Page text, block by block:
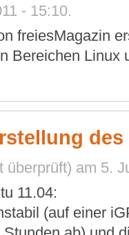
- 15:10.
freiesMagazin
Bereichen Linux
überprüft) am 5.
11.04:
(auf einer